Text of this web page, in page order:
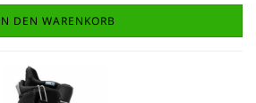
DEN WARENKORB